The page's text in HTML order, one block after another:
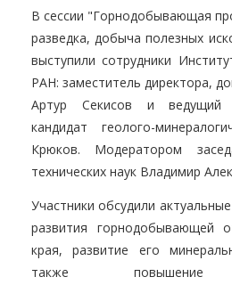
В сессии "Горнодобывающая
разведка, добыча полезных
выступили сотрудники
РАН: заместитель директора,
Артур Секисов и ведущий
кандидат геолого-
Крюков. Модератором
технических наук Владимир
Участники обсудили
развития горнодобывающей
края, развитие его
также повышение